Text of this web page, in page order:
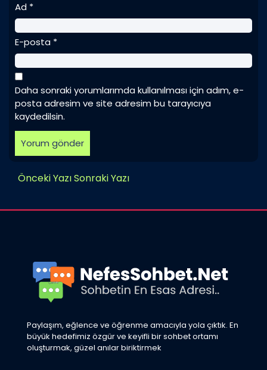
Ad *
E-posta *
Daha sonraki yorumlarımda kullanılması için adım, e-
posta adresim ve site adresim bu tarayıcıya
kaydedilsin.
Önceki YazıSonraki Yazı
Paylaşım, eğlence ve öğrenme amacıyla yola çıktık. En
büyük hedefimiz özgür ve keyifli bir sohbet ortamı
oluşturmak, güzel anılar biriktirmek